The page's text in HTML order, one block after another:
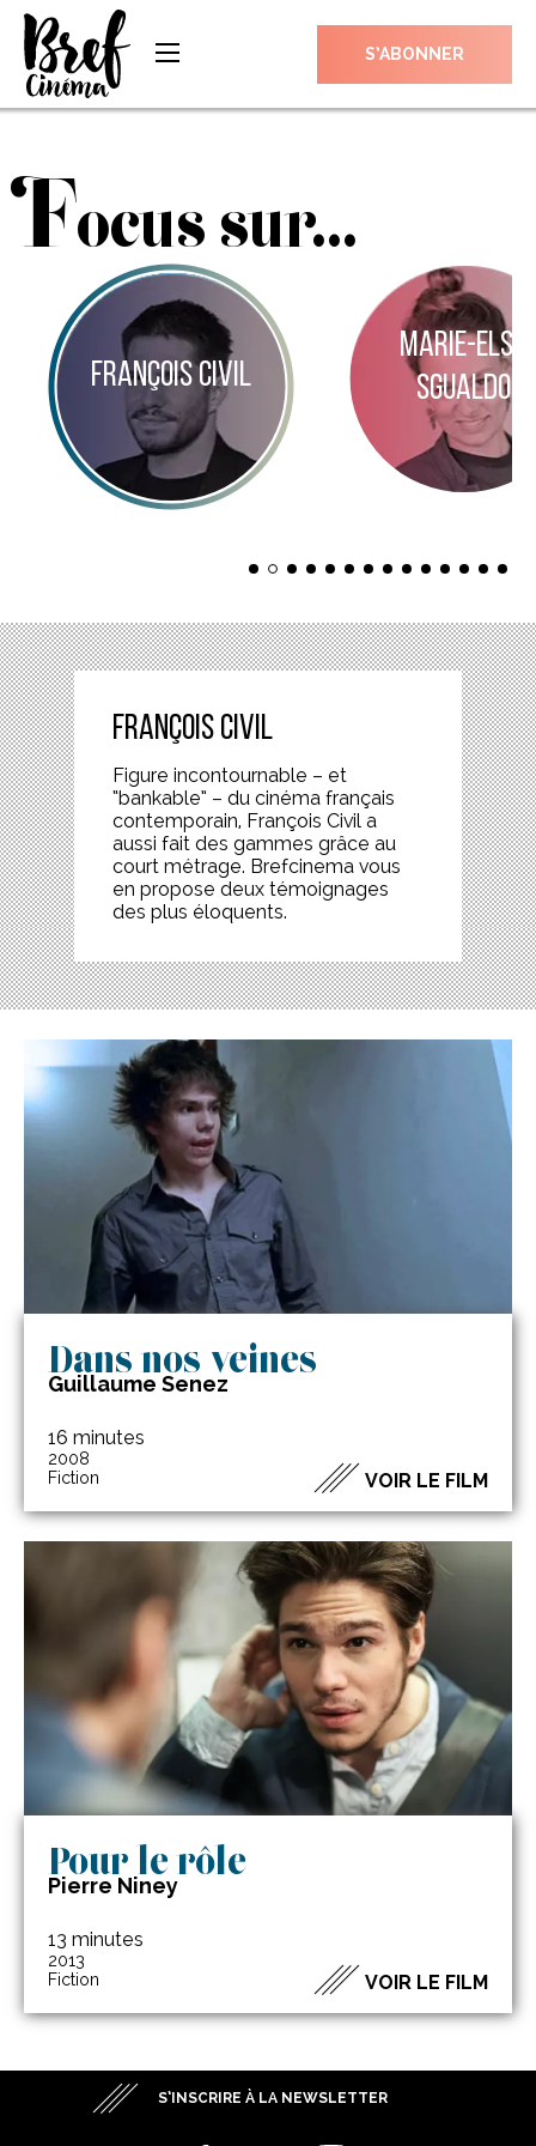
S’ABONNER
Focus sur...
FRANÇOIS CIVIL
MARIE-ELSA
SGUALDO
François Civil
Figure incontournable – et
“bankable” – du cinéma français
contemporain, François Civil a
aussi fait des gammes grâce au
court métrage. Brefcinema vous
en propose deux témoignages
des plus éloquents.
Dans nos veines
Guillaume Senez
16 minutes
2008
Fiction
VOIR LE FILM
Pour le rôle
Pierre Niney
13 minutes
2013
Fiction
VOIR LE FILM
S’INSCRIRE À LA NEWSLETTER